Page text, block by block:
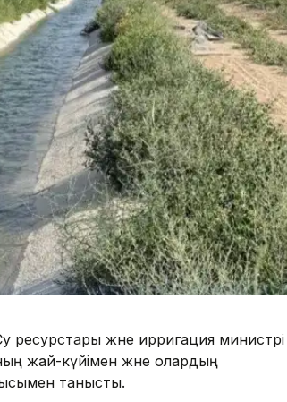
және ирригация министрі
жай-күйімен және олардың
танысты.